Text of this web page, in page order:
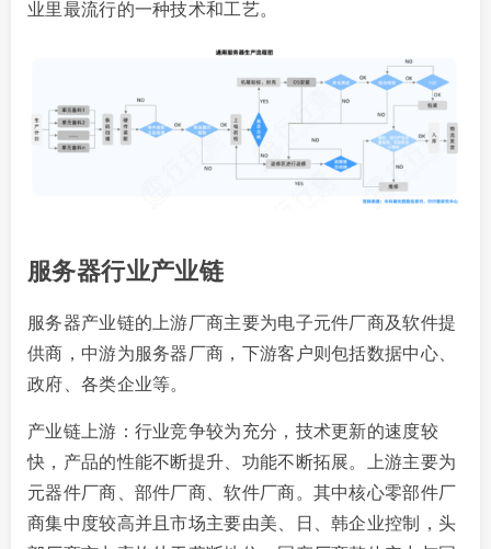
业里最流行的一种技术和工艺。
服务器行业产业链
服务器产业链的上游厂商主要为电子元件厂商及软件提
供商，中游为服务器厂商，下游客户则包括数据中心、
政府、各类企业等。
产业链上游：行业竞争较为充分，技术更新的速度较
快，产品的性能不断提升、功能不断拓展。上游主要为
元器件厂商、部件厂商、软件厂商。其中核心零部件厂
商集中度较高并且市场主要由美、日、韩企业控制，头